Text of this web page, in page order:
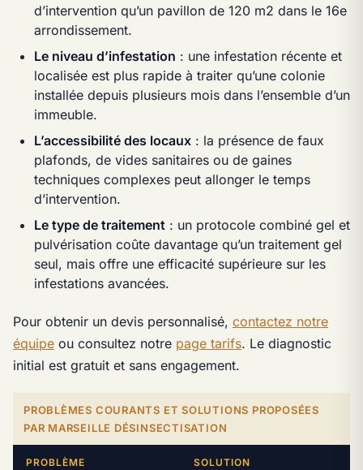
d’intervention qu’un pavillon de 120 m2 dans le 16e
arrondissement.
Le niveau d’infestation : une infestation récente et
localisée est plus rapide à traiter qu’une colonie
installée depuis plusieurs mois dans l’ensemble d’un
immeuble.
L’accessibilité des locaux: la présence de faux
plafonds, de vides sanitaires ou de gaines
techniques complexes peut allonger le temps
d’intervention.
Le type de traitement: un protocole combiné gel et
pulvérisation coûte davantage qu’un traitement gel
seul, mais offre une efficacité supérieure sur les
infestations avancées.
Pour obtenir un devis personnalisé, contactez notre
équipe ou consultez notre page tarifs. Le diagnostic
initial est gratuit et sans engagement.
PROBLÈMES COURANTS ET SOLUTIONS PROPOSÉES
PAR MARSEILLE DÉSINSECTISATION
PROBLÈME SOLUTION